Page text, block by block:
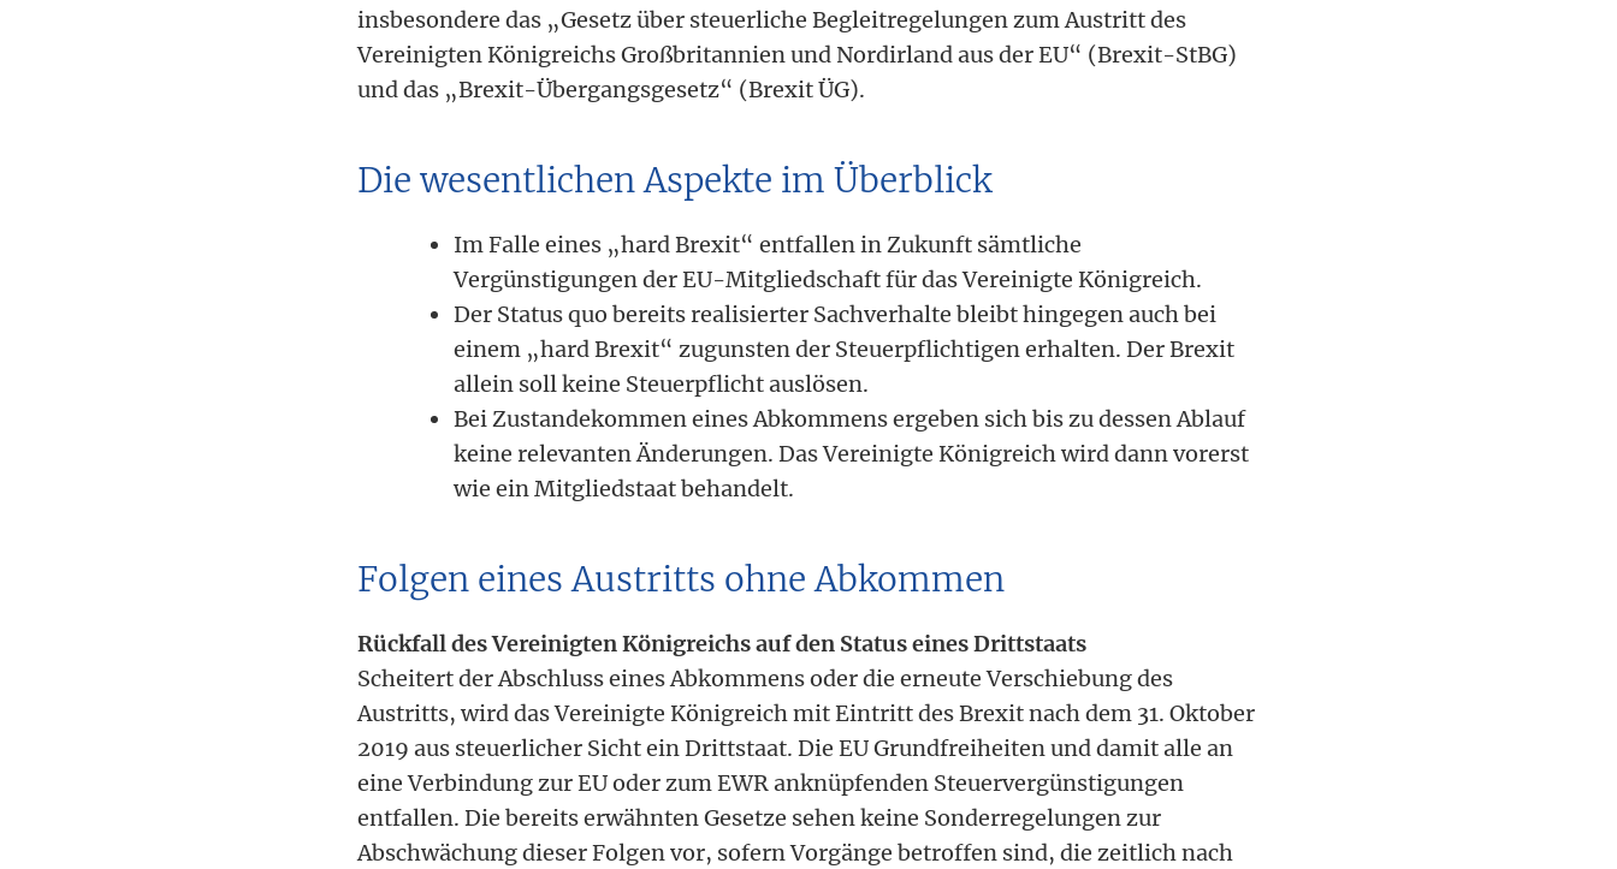
insbesondere das „Gesetz über steuerliche Begleitregelungen zum Austritt des
Vereinigten Königreichs Großbritannien und Nordirland aus der EU“ (Brexit-StBG)
und das „Brexit-Übergangsgesetz“ (Brexit ÜG).
Die wesentlichen Aspekte im Überblick
Im Falle eines „hard Brexit“ entfallen in Zukunft sämtliche
Vergünstigungen der EU-Mitgliedschaft für das Vereinigte Königreich.
Der Status quo bereits realisierter Sachverhalte bleibt hingegen auch bei
einem „hard Brexit“ zugunsten der Steuerpflichtigen erhalten. Der Brexit
allein soll keine Steuerpflicht auslösen.
Bei Zustandekommen eines Abkommens ergeben sich bis zu dessen Ablauf
keine relevanten Änderungen. Das Vereinigte Königreich wird dann vorerst
wie ein Mitgliedstaat behandelt.
Folgen eines Austritts ohne Abkommen
Rückfall des Vereinigten Königreichs auf den Status eines Drittstaats
Scheitert der Abschluss eines Abkommens oder die erneute Verschiebung des
Austritts, wird das Vereinigte Königreich mit Eintritt des Brexit nach dem 31. Oktober
2019 aus steuerlicher Sicht ein Drittstaat. Die EU Grundfreiheiten und damit alle an
eine Verbindung zur EU oder zum EWR anknüpfenden Steuervergünstigungen
entfallen. Die bereits erwähnten Gesetze sehen keine Sonderregelungen zur
Abschwächung dieser Folgen vor, sofern Vorgänge betroffen sind, die zeitlich nach